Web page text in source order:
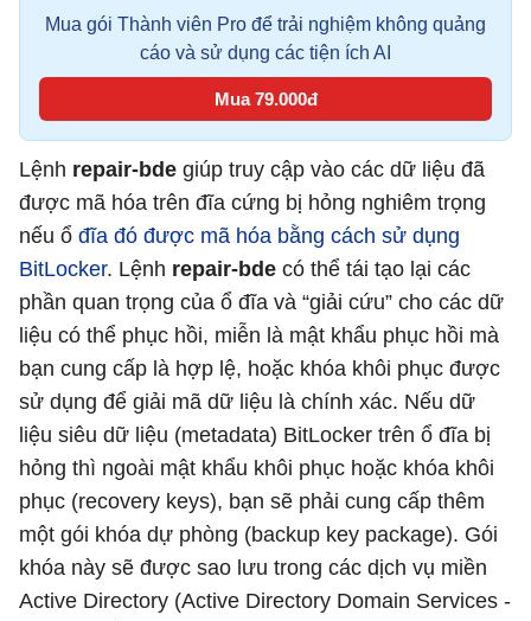
Mua gói Thành viên Pro để trải nghiệm không quảng
cáo và sử dụng các tiện ích AI
Mua 79.000đ
Lệnh repair-bde giúp truy cập vào các dữ liệu đã
được mã hóa trên đĩa cứng bị hỏng nghiêm trọng
nếu ổ đĩa đó được mã hóa bằng cách sử dụng
BitLocker. Lệnh repair-bde có thể tái tạo lại các
phần quan trọng của ổ đĩa và “giải cứu” cho các dữ
liệu có thể phục hồi, miễn là mật khẩu phục hồi mà
bạn cung cấp là hợp lệ, hoặc khóa khôi phục được
sử dụng để giải mã dữ liệu là chính xác. Nếu dữ
liệu siêu dữ liệu (metadata) BitLocker trên ổ đĩa bị
hỏng thì ngoài mật khẩu khôi phục hoặc khóa khôi
phục (recovery keys), bạn sẽ phải cung cấp thêm
một gói khóa dự phòng (backup key package). Gói
khóa này sẽ được sao lưu trong các dịch vụ miền
Active Directory (Active Directory Domain Services -